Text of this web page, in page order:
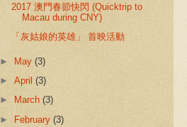
2017 澳門春節快閃 (Quicktrip to
Macau during CNY)
「灰姑娘的英雄」 首映活動
► May(3)
►April(3)
►
March(3)
► February(3)